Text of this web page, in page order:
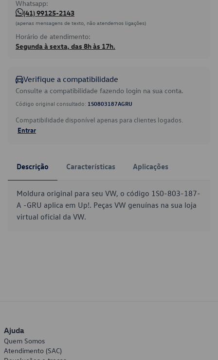
Whatsapp:
(41) 99125-2143
(apenas mensagens de texto, não atendemos ligações)
Horário de atendimento:
Segunda à sexta, das 8h às 17h.
Verifique a compatibilidade
Consulte a compatibilidade fazendo login na sua conta.
Código original consultado: 1S0803187AGRU
Compatibilidade disponível apenas para clientes logados.
Entrar
Descrição Características Aplicações
Moldura original para seu VW, o código 1S0-803-187-
A -GRU aplica em Up!. Peças VW genuínas na sua loja
virtual oficial da VW.
Ajuda
Quem Somos
Atendimento (SAC)